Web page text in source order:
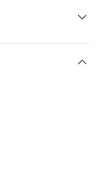
式。 讓您購物簡單